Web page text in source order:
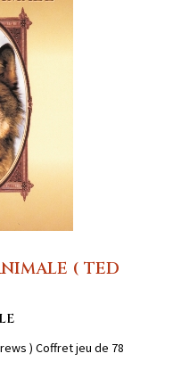
( TED
) Coffret jeu de 78